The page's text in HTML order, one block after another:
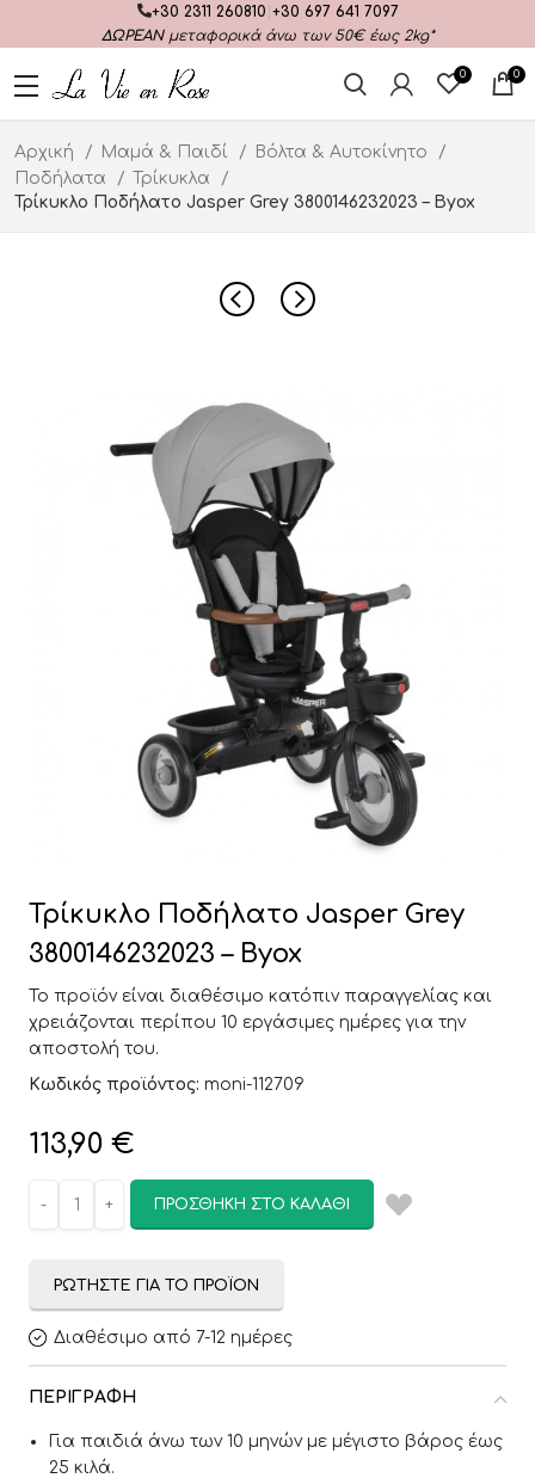
+30 2311 260810 +30 697 641 7097
ΔΩΡΕΑΝμεταφορικά άνω των 50€ έως 2kg*
0 0
Αρχική Μαμά & Παιδί
Βόλτα & Αυτοκίνητο
Ποδήλατα
Τρίκυκλα
Τρίκυκλο Ποδήλατο Jasper Grey 3800146232023 – Byox
Τρίκυκλο Ποδήλατο Jasper Grey
3800146232023 – Byox
Το προϊόν είναι διαθέσιμο κατόπιν παραγγελίας και
χρειάζονται περίπου 10 εργάσιμες ημέρες για την
αποστολή του.
Κωδικός προϊόντος: moni-112709
113,90 €
ΠΡΟΣΘΉΚΗ ΣΤΟ ΚΑΛΆΘΙ
ΡΩΤΉΣΤΕ ΓΙΑ ΤΟ ΠΡΟΪΌΝ
Διαθέσιμο από 7-12 ημέρες
ΠΕΡΙΓΡΑΦΉ
Για παιδιά άνω των 10 μηνών με μέγιστο βάρος έως
25 κιλά.